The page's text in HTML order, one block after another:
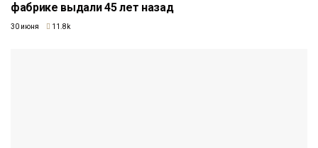
фабрике выдали 45 лет назад
30 июня 11.8k